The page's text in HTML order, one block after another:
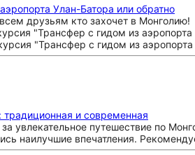
Улан-Батора или обратно
друзьям кто захочет в Монголию!
и современная
увлекательное путешествие по
наилучшие впечатления.